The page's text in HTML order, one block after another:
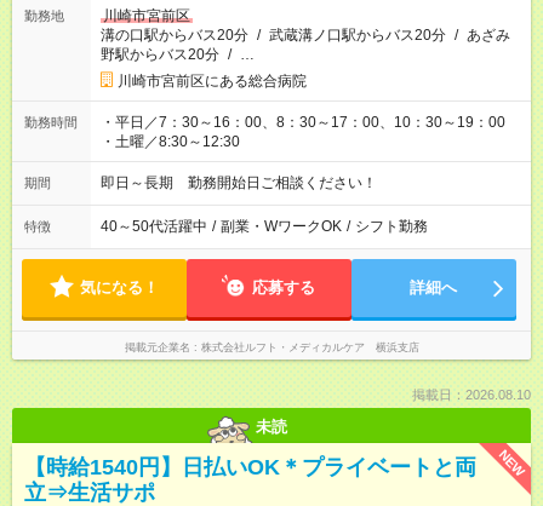
勤務地
川崎市宮前区
溝の口駅からバス20分 / 武蔵溝ノ口駅からバス20分 / あざみ
野駅からバス20分 / …
川崎市宮前区にある総合病院
勤務時間
・平日／7：30～16：00、8：30～17：00、10：30～19：00
・土曜／8:30～12:30
期間 即日～長期 勤務開始日ご相談ください！
特徴 40～50代活躍中 / 副業・WワークOK / シフト勤務
気になる！ 応募する 詳細へ
掲載元企業名 株式会社ルフト・メディカルケア 横浜支店
掲載日：2026.08.10
未読
NEW
【時給1540円】日払いOK＊プライベートと両
立⇒生活サポ